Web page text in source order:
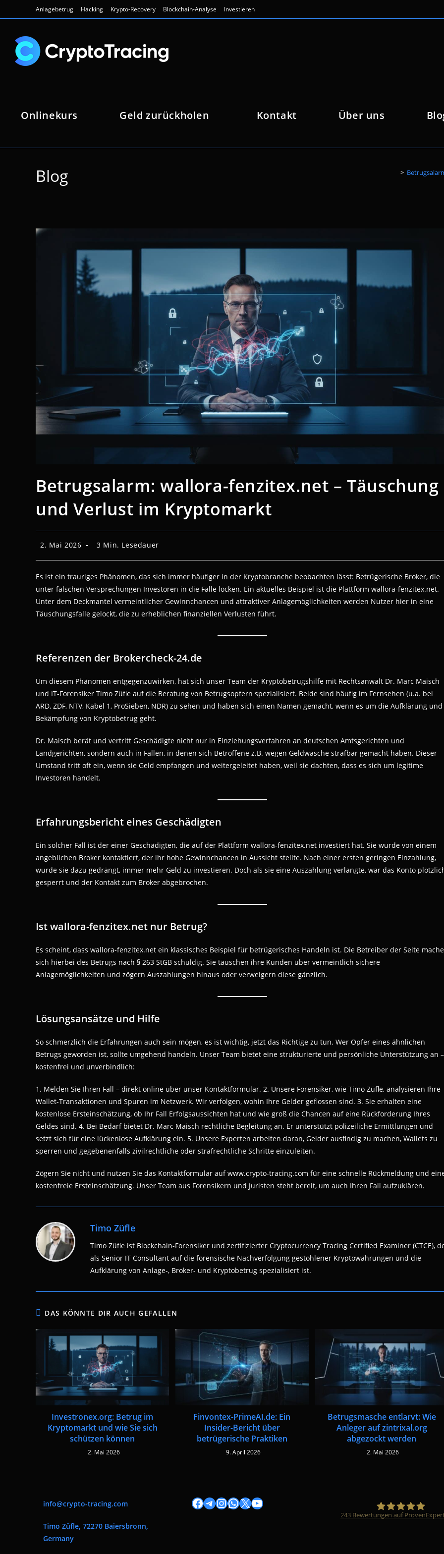
Inhalt
Anlagebetrug Hacking Krypto-Recovery Blockchain-Analyse Investieren
Onlinekurs Geld zurückholen Kontakt Über uns
Blog >
Betrugsalarm: wallora-fenzitex.net – Täuschung
und Verlust im Kryptomarkt
Beitrag
2. Mai 2026 Lesedauer:
3 Min. Lesedauer
Es ist ein trauriges Phänomen, das sich immer häufiger in der Kryptobranche beobachten lässt: Betrügerische Broker, die
unter falschen Versprechungen Investoren in die Falle locken. Ein aktuelles Beispiel ist die Plattform wallora-fenzitex.net.
Unter dem Deckmantel vermeintlicher Gewinnchancen und attraktiver Anlagemöglichkeiten werden Nutzer hier in eine
Täuschungsfalle gelockt, die zu erheblichen finanziellen Verlusten führt.
Referenzen der Brokercheck-24.de
Um diesem Phänomen entgegenzuwirken, hat sich unser Team der Kryptobetrugshilfe mit Rechtsanwalt Dr. Marc Maisch
und IT-Forensiker Timo Züfle auf die Beratung von Betrugsopfern spezialisiert. Beide sind häufig im Fernsehen (u.a. bei
ARD, ZDF, NTV, Kabel 1, ProSieben, NDR) zu sehen und haben sich einen Namen gemacht, wenn es um die Aufklärung und
Bekämpfung von Kryptobetrug geht.
Dr. Maisch berät und vertritt Geschädigte nicht nur in Einziehungsverfahren an deutschen Amtsgerichten und
Landgerichten, sondern auch in Fällen, in denen sich Betroffene z.B. wegen Geldwäsche strafbar gemacht haben. Dieser
Umstand tritt oft ein, wenn sie Geld empfangen und weitergeleitet haben, weil sie dachten, dass es sich um legitime
Investoren handelt.
Erfahrungsbericht eines Geschädigten
Ein solcher Fall ist der einer Geschädigten, die auf der Plattform wallora-fenzitex.net investiert hat. Sie wurde von einem
angeblichen Broker kontaktiert, der ihr hohe Gewinnchancen in Aussicht stellte. Nach einer ersten geringen Einzahlung,
wurde sie dazu gedrängt, immer mehr Geld zu investieren. Doch als sie eine Auszahlung verlangte, war das Konto
gesperrt und der Kontakt zum Broker abgebrochen.
Ist wallora-fenzitex.net nur Betrug?
Es scheint, dass wallora-fenzitex.net ein klassisches Beispiel für betrügerisches Handeln ist. Die Betreiber der Seite
sich hierbei des Betrugs nach § 263 StGB schuldig. Sie täuschen ihre Kunden über vermeintlich sichere
Anlagemöglichkeiten und zögern Auszahlungen hinaus oder verweigern diese gänzlich.
Lösungsansätze und Hilfe
So schmerzlich die Erfahrungen auch sein mögen, es ist wichtig, jetzt das Richtige zu tun. Wer Opfer eines ähnlichen
Betrugs geworden ist, sollte umgehend handeln. Unser Team bietet eine strukturierte und persönliche Unterstützung an –
kostenfrei und unverbindlich:
1. Melden Sie Ihren Fall – direkt online über unser Kontaktformular. 2. Unsere Forensiker, wie Timo Züfle, analysieren Ihre
Wallet-Transaktionen und Spuren im Netzwerk. Wir verfolgen, wohin Ihre Gelder geflossen sind. 3. Sie erhalten eine
kostenlose Ersteinschätzung, ob Ihr Fall Erfolgsaussichten hat und wie groß die Chancen auf eine Rückforderung Ihres
Geldes sind. 4. Bei Bedarf bietet Dr. Marc Maisch rechtliche Begleitung an. Er unterstützt polizeiliche Ermittlungen und
setzt sich für eine lückenlose Aufklärung ein. 5. Unsere Experten arbeiten daran, Gelder ausfindig zu machen, Wallets zu
sperren und gegebenenfalls zivilrechtliche oder strafrechtliche Schritte einzuleiten.
Zögern Sie nicht und nutzen Sie das Kontaktformular auf www.crypto-tracing.com für eine schnelle Rückmeldung und
kostenfreie Ersteinschätzung. Unser Team aus Forensikern und Juristen steht bereit, um auch Ihren Fall aufzuklären.
Timo Züfle
Timo Züfle ist Blockchain-Forensiker und zertifizierter Cryptocurrency Tracing Certified Examiner (CTCE),
als Senior IT Consultant auf die forensische Nachverfolgung gestohlener Kryptowährungen und die
Aufklärung von Anlage-, Broker- und Kryptobetrug spezialisiert ist.
DAS KÖNNTE DIR AUCH GEFALLEN
Investronex.org: Betrug im
Kryptomarkt und wie Sie sich
schützen können
2. Mai 2026
Finvontex-PrimeAI.de: Ein
Insider-Bericht über
betrügerische Praktiken
9. April 2026
Betrugsmasche entlarvt: Wie
Anleger auf zintrixal.org
abgezockt werden
2. Mai 2026
info@crypto-tracing.com
Timo Züfle, 72270 Baiersbronn,
Germany
Facebook
Telegram
Instagram
WhatsApp
X YouTube
243 Bewertungen auf